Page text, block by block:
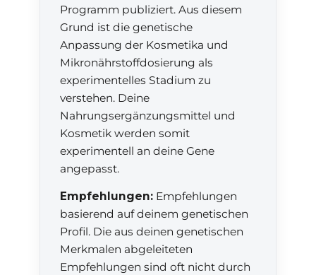
Programm publiziert. Aus diesem
Grund ist die genetische
Anpassung der Kosmetika und
Mikronährstoffdosierung als
experimentelles Stadium zu
verstehen. Deine
Nahrungsergänzungsmittel und
Kosmetik werden somit
experimentell an deine Gene
angepasst.
Empfehlungen: Empfehlungen
basierend auf deinem genetischen
Profil. Die aus deinen genetischen
Merkmalen abgeleiteten
Empfehlungen sind oft nicht durch